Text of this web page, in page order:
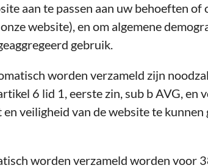
aan te passen aan uw behoeften of
website), en om algemene
gebruik.
worden verzameld zijn
6 lid 1, eerste zin, sub b AVG, en
veiligheid van de website te
worden verzameld worden voor